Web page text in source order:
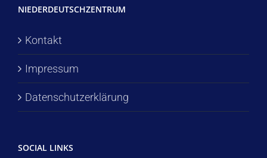
NIEDERDEUTSCHZENTRUM
Kontakt
Impressum
Datenschutzerklärung
SOCIAL LINKS